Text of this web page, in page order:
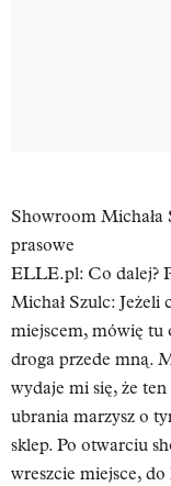
Showroom Michała
prasowe
ELLE.pl: Co dalej?
Michał Szulc: Jeżeli
miejscem, mówię tu
droga przede mną.
wydaje mi się, że
ubrania marzysz o
sklep. Po otwarciu
wreszcie miejsce,